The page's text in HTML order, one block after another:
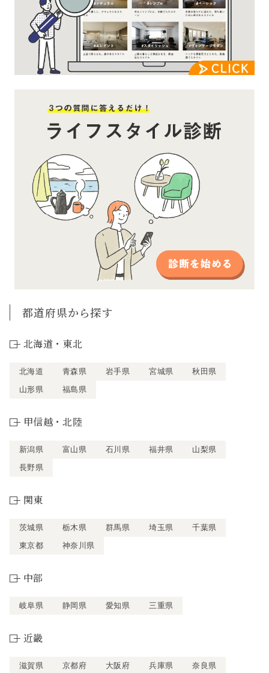
都道府県から探す
北海道・東北
北海道 青森県 岩手県 宮城県
秋田県
山形県
福島県
甲信越・北陸
新潟県 富山県 石川県 福井県
山梨県
長野県
関東
茨城県 栃木県 群馬県 埼玉県
千葉県
東京都
神奈川県
中部
岐阜県 静岡県 愛知県 三重県
近畿
滋賀県 京都府 大阪府 兵庫県
奈良県